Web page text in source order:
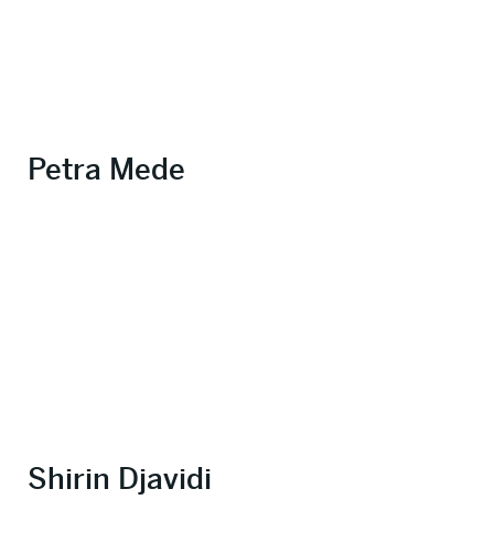
Petra Mede
Shirin Djavidi